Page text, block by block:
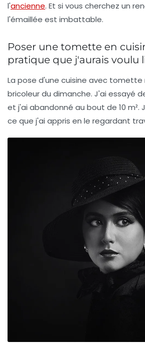
l'ancienne. Et si vous cherchez un
l'émaillée est imbattable.
Poser une tomette en
pratique que j'aurais voulu
La pose d'une cuisine avec tomette
bricoleur du dimanche. J'ai essayé
et j'ai abandonné au bout de 10 m².
ce que j'ai appris en le regardant